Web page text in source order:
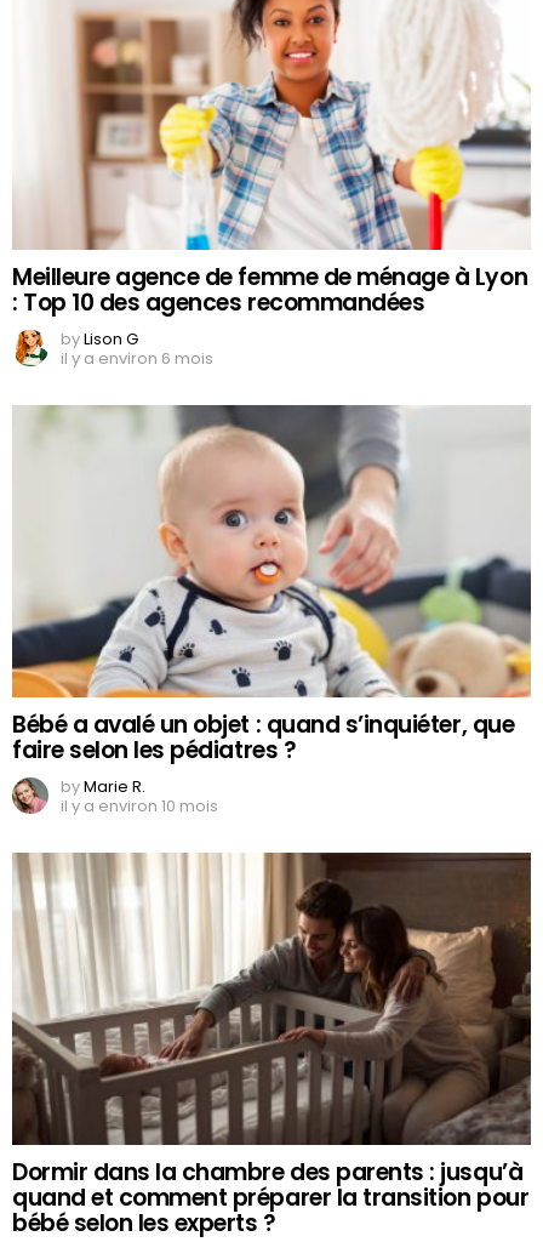
Meilleure agence de femme de ménage à Lyon
: Top 10 des agences recommandées
byLison G
il y a environ 6 mois
Bébé a avalé un objet : quand s’inquiéter, que
faire selon les pédiatres ?
byMarie R.
il y a environ 10 mois
Dormir dans la chambre des parents : jusqu’à
quand et comment préparer la transition pour
bébé selon les experts ?